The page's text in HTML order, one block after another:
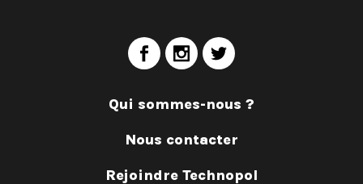
Qui sommes-nous ?
Nous contacter
Rejoindre Technopol